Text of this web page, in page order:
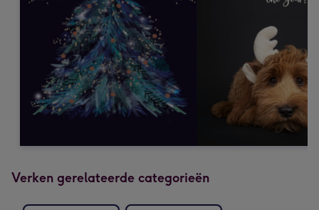
Verken gerelateerde categorieën